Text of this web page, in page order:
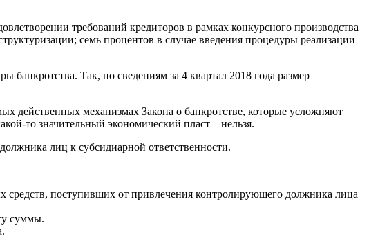
требований кредиторов в рамках конкурсного производства
семь процентов в случае введения процедуры реализации
банкротства. Так, по сведениям за 4 квартал 2018 года размер
действенных механизмах Закона о банкротстве, которые усложняют
то значительный экономический пласт – нельзя.
лиц к субсидиарной ответственности.
средств, поступивших от привлечения контролирующего должника лица
суммы.